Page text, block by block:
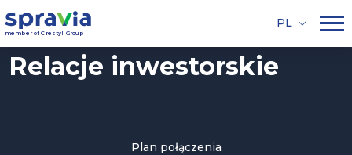
member of Crestyl Group
PL
Relacje inwestorskie
Plan połączenia